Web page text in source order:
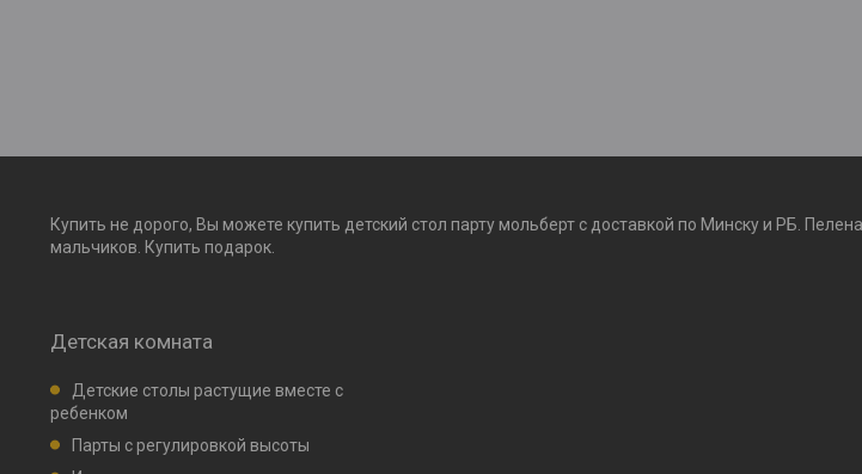
Купить не дорого, Вы можете купить детский стол парту мольберт с доставкой по Минску и РБ.
мальчиков. Купить подарок.
Детская комната
Детские столы растущие вместе с
ребенком
Парты с регулировкой высоты